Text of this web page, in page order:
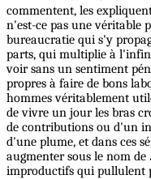
commentent, les
n'est-ce pas une véritable
bureaucratie qui s'y
parts, qui multiplie à
voir sans un sentiment
propres à faire de bons
hommes véritablement
de vivre un jour les bras
de contributions ou d'un
d'une plume, et dans ces
augmenter sous le nom de
improductifs qui pullulent